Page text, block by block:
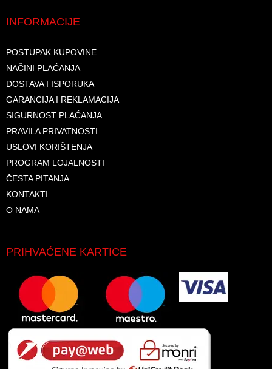
INFORMACIJE
POSTUPAK KUPOVINE
NAČINI PLAĆANJA
DOSTAVA I ISPORUKA
GARANCIJA I REKLAMACIJA
SIGURNOST PLAĆANJA
PRAVILA PRIVATNOSTI
USLOVI KORIŠTENJA
PROGRAM LOJALNOSTI
ČESTA PITANJA
KONTAKTI
O NAMA
PRIHVAĆENE KARTICE